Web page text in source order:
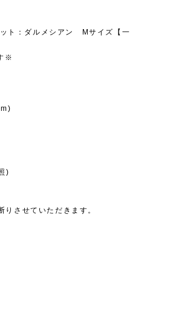
ト：ダルメシアン Mサイズ【一
※
)
させていただきます。